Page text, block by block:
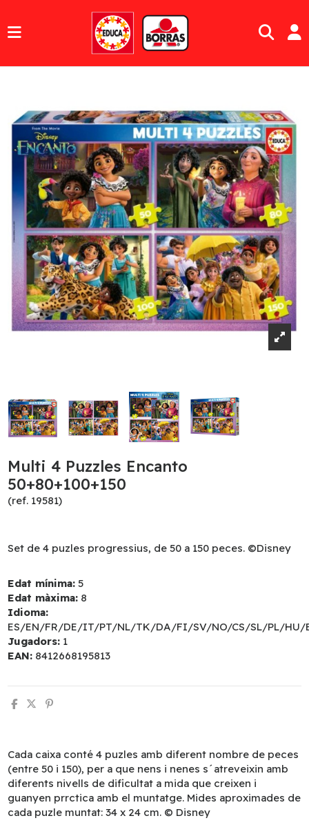
Multi 4 Puzzles Encanto
50+80+100+150
(ref. 19581)
Set de 4 puzles progressius, de 50 a 150 peces. ©Disney
Edat mínima: 5
Edat màxima: 8
Idioma:
ES/EN/FR/DE/IT/PT/NL/TK/DA/FI/SV/NO/CS/SL/PL/HU/
Jugadors: 1
EAN: 8412668195813
Cada caixa conté 4 puzles amb diferent nombre de peces
(entre 50 i 150), per a que nens i nenes s´atreveixin amb
diferents nivells de dificultat a mida que creixen i
guanyen prrctica amb el muntatge. Mides aproximades de
cada puzle muntat: 34 x 24 cm. © Disney